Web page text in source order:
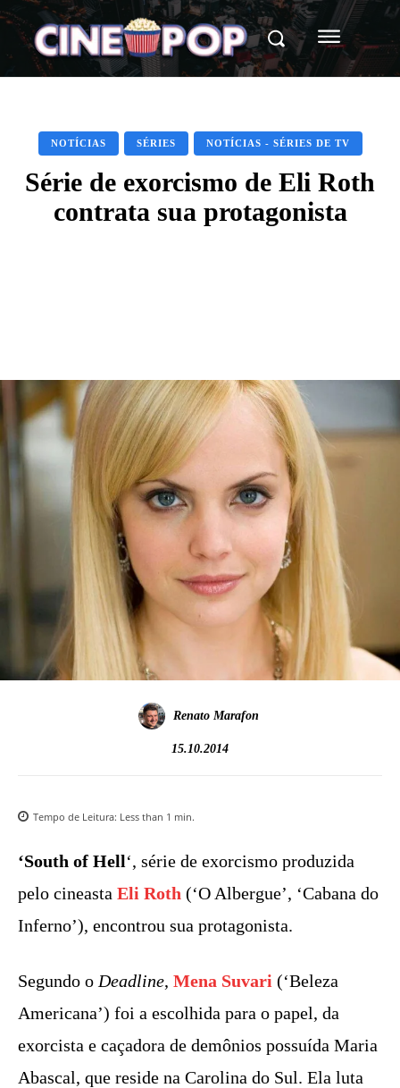
NOTÍCIAS SÉRIES NOTÍCIAS - SÉRIES DE TV
Série de exorcismo de Eli Roth
contrata sua protagonista
Renato Marafon
15.10.2014
Tempo de Leitura: Less than 1 min.
‘South of Hell‘, série de exorcismo produzida
pelo cineasta Eli Roth (‘O Albergue’, ‘Cabana do
Inferno’), encontrou sua protagonista.
Segundo o Deadline, Mena Suvari (‘Beleza
Americana’) foi a escolhida para o papel, da
exorcista e caçadora de demônios possuída Maria
Abascal, que reside na Carolina do Sul. Ela luta